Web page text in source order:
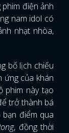
điện ảnh
nam idol có
nhạt nhòa,
bố lịch chiếu
ứng của khán
phim này tạo
trở thành bá
điểm qua
, đồng thời